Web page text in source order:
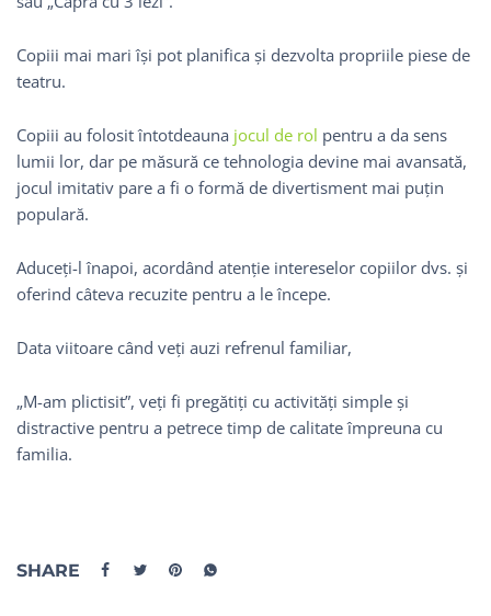
Copiii mai mari își pot planifica și dezvolta propriile piese de
teatru.
Copiii au folosit întotdeauna jocul de rol pentru a da sens
lumii lor, dar pe măsură ce tehnologia devine mai avansată,
jocul imitativ pare a fi o formă de divertisment mai puțin
populară.
Aduceți-l înapoi, acordând atenție intereselor copiilor dvs. și
oferind câteva recuzite pentru a le începe.
Data viitoare când veți auzi refrenul familiar,
„M-am plictisit”, veți fi pregătiți cu activități simple și
distractive pentru a petrece timp de calitate împreuna cu
familia.
SHARE